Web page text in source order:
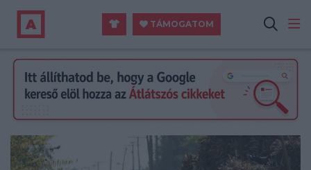
TÁMOGATOM